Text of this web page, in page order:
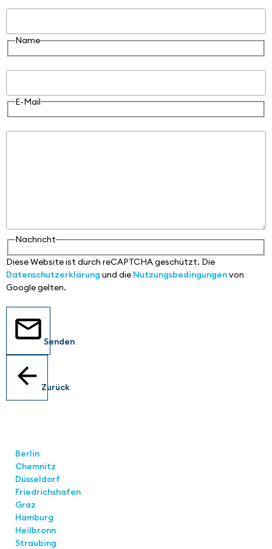
Name
E-Mail
Nachricht
Diese Website ist durch reCAPTCHA geschützt. Die
Datenschutzerklärung und die Nutzungsbedingungenvon
Google gelten.
Senden
Zurück
Berlin
Chemnitz
Düsseldorf
Friedrichshafen
Graz
Hamburg
Heilbronn
Straubing